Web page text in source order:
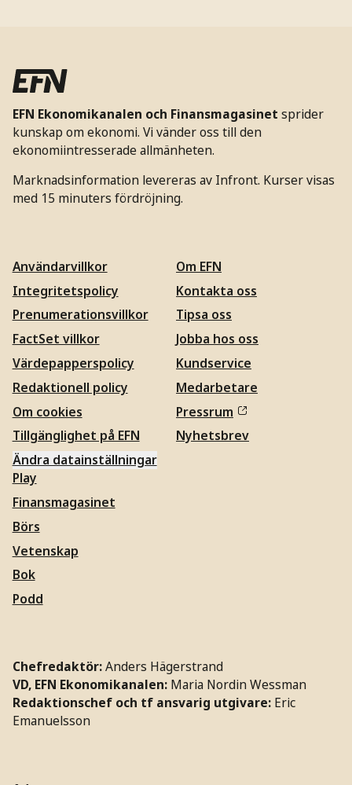
EFN Ekonomikanalen och Finansmagasinet sprider
kunskap om ekonomi. Vi vänder oss till den
ekonomiintresserade allmänheten.
Marknadsinformation levereras av Infront. Kurser visas
med 15 minuters fördröjning.
Användarvillkor
Integritetspolicy
Prenumerationsvillkor
FactSet villkor
Värdepapperspolicy
Redaktionell policy
Om cookies
Tillgänglighet på EFN
Ändra datainställningar
Om EFN
Kontakta oss
Tipsa oss
Jobba hos oss
Kundservice
Medarbetare
Pressrum
Nyhetsbrev
Play
Finansmagasinet
Börs
Vetenskap
Bok
Podd
Chefredaktör:Anders Hägerstrand
VD, EFN Ekonomikanalen: Maria Nordin Wessman
Redaktionschef och tf ansvarig utgivare: Eric
Emanuelsson